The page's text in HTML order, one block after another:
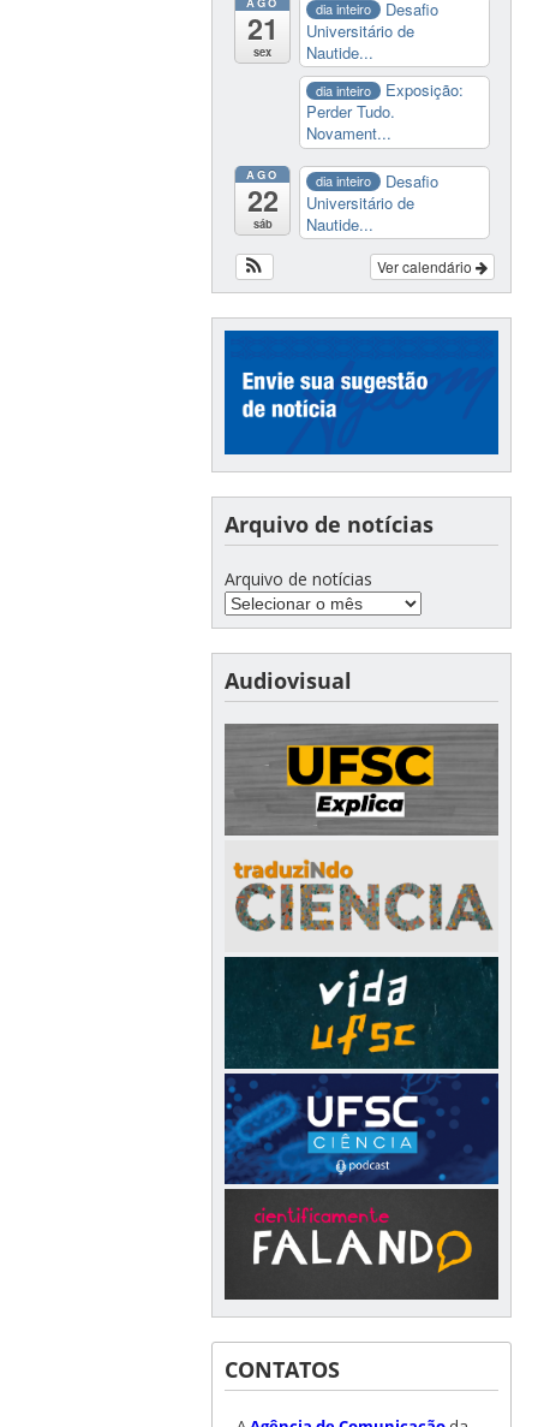
21
sex
dia inteiro
Desafio
Universitário de
Nautide...
dia inteiro
Exposição:
Perder Tudo.
Novament...
AGO
22
sáb
dia inteiro
Desafio
Universitário de
Nautide...
Ver calendário
Arquivo de notícias
Arquivo de notícias
Audiovisual
CONTATOS